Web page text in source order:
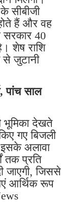
सीबीजी
हैं और वह
सरकार 40
शेष राशि
जुटानी
पांच साल
भूमिका देखते
गए बिजली
इसके अलावा
तक प्रति
जाएगी, जिससे
आर्थिक रूप